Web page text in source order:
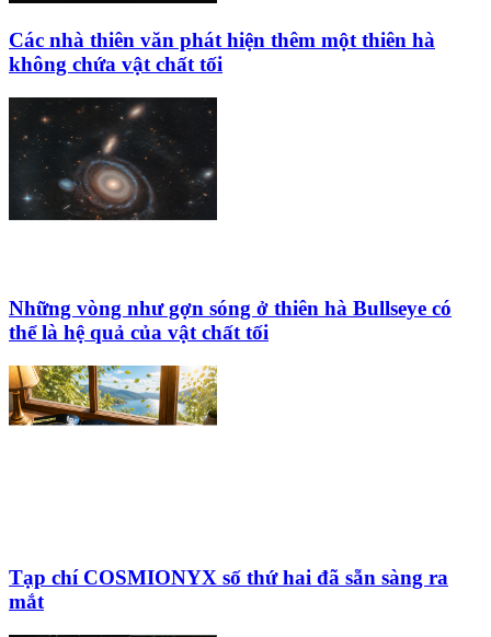
Các nhà thiên văn phát hiện thêm một thiên hà
không chứa vật chất tối
Những vòng như gợn sóng ở thiên hà Bullseye có
thể là hệ quả của vật chất tối
Tạp chí COSMIONYX số thứ hai đã sẵn sàng ra
mắt